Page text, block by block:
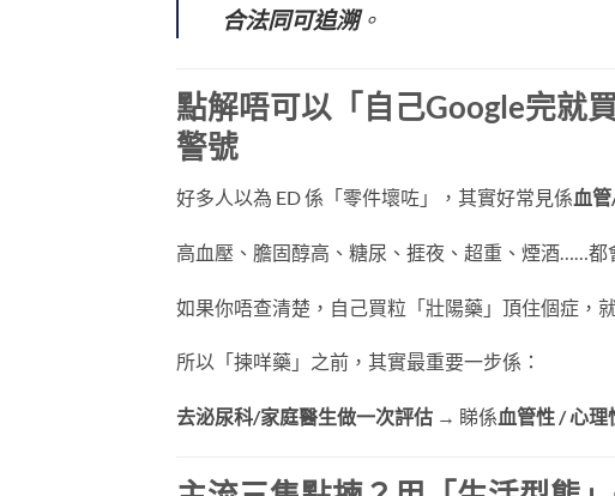
合法同可追溯。
點解唔可以「自己Google完就
警號
好多人以為 ED 係「零件壞咗」，其實好常見係血
高血壓、膽固醇高、糖尿、捱夜、超重、煙酒……都
如果你唔查清楚，自己買粒「壯陽藥」頂住個症，
所以「揀咩藥」之前，其實最重要一步係：
去泌尿科/家庭醫生做一次評估 ​ → 睇係血管性 / 心理